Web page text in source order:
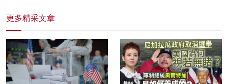
更多精采文章